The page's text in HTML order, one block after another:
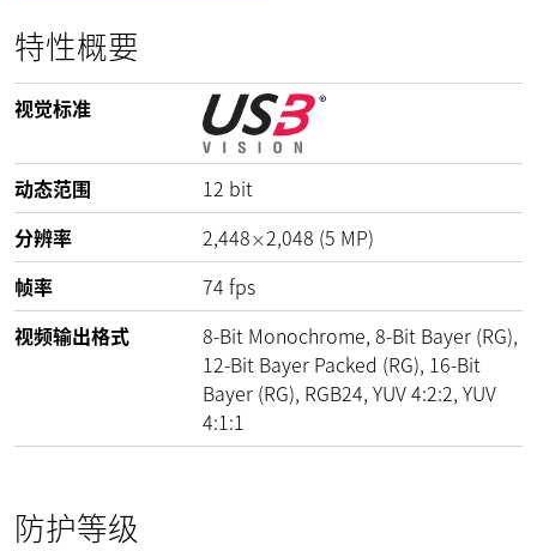
特性概要
视觉标准
动态范围 12 bit
分辨率
2,448×2,048 (5 MP)
帧率
74 fps
视频输出格式
8-Bit Monochrome, 8-Bit Bayer (RG),
12-Bit Bayer Packed (RG), 16-Bit
Bayer (RG), RGB24, YUV 4:2:2, YUV
4:1:1
防护等级